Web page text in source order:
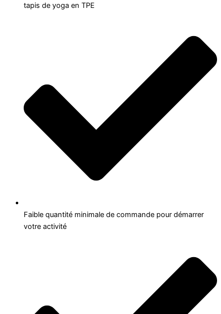
tapis de yoga en TPE
Faible quantité minimale de commande pour démarrer
votre activité